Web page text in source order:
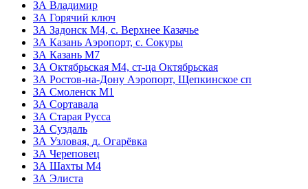
ЗА Владимир
3А Горячий ключ
3А Задонск М4, с. Верхнее Казачье
3А Казань Аэропорт, с. Сокуры
3А Казань М7
3А Октябрьская М4, ст-ца Октябрьская
3А Ростов-на-Дону Аэропорт, Щепкинское сп
ЗА Смоленск М1
3А Сортавала
3А Старая Русса
3А Суздаль
3А Узловая, д. Огарёвка
3А Череповец
3А Шахты М4
3А Элиста